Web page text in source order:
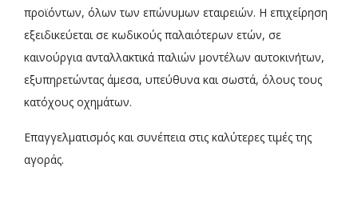
προϊόντων, όλων των επώνυμων εταιρειών. Η επιχείρηση
εξειδικεύεται σε κωδικούς παλαιότερων ετών, σε
καινούργια ανταλλακτικά παλιών μοντέλων αυτοκινήτων,
εξυπηρετώντας άμεσα, υπεύθυνα και σωστά, όλους τους
κατόχους οχημάτων.
Επαγγελματισμός και συνέπεια στις καλύτερες τιμές της
αγοράς.